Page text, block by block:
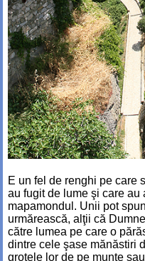
E un fel de renghi pe care
au fugit de lume şi care au
mapamondul. Unii pot
urmărească, alţii că
către lumea pe care o
dintre cele şase mănăstiri
grotele lor de pe munte